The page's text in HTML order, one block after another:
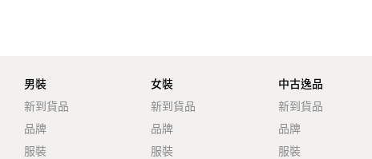
男裝
新到貨品
品牌
服裝
女裝
新到貨品
品牌
服裝
中古逸品
新到貨品
品牌
服裝